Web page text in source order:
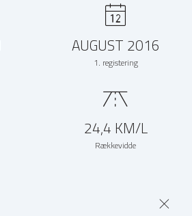
AUGUST 2016
1. registering
24,4 KM/L
Rækkevidde